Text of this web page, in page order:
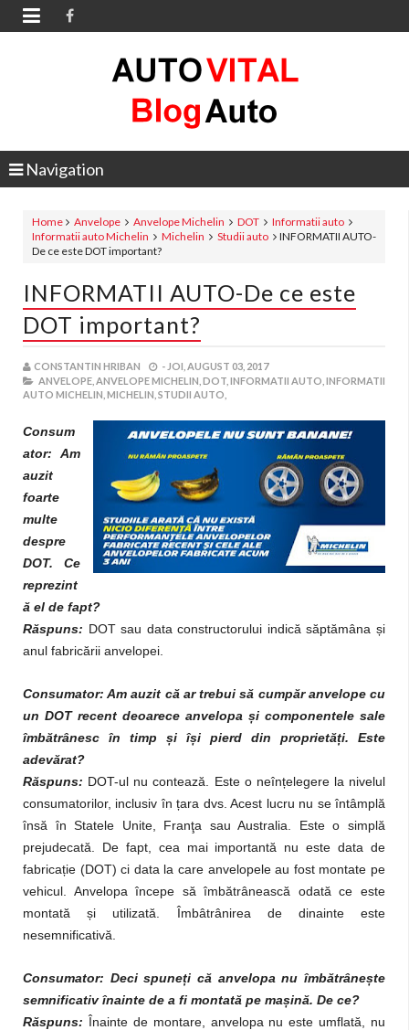

Navigation
Home Anvelope Anvelope Michelin DOT
Informatii auto
Informatii auto Michelin
Michelin Studii auto
INFORMATII AUTO-
De ce este DOT important?
INFORMATII AUTO-De ce este
DOT important?
CONSTANTIN HRIBAN - JOI, AUGUST 03, 2017
ANVELOPE, ANVELOPE MICHELIN, DOT, INFORMATII AUTO, INFORMATII
AUTO MICHELIN, MICHELIN, STUDII AUTO,
Consum
ator: Am
auzit
foarte
multe
despre
DOT. Ce
reprezint
ă el de fapt?
Răspuns: DOT sau data constructorului indică săptămâna și
anul fabricării anvelopei.
Consumator: Am auzit că ar trebui să cumpăr anvelope cu
un DOT recent deoarece anvelopa și componentele sale
îmbătrânesc în timp și își pierd din proprietăți. Este
adevărat?
Răspuns: DOT-ul nu contează. Este o neînțelegere la nivelul
consumatorilor, inclusiv în țara dvs. Acest lucru nu se întâmplă
însă în Statele Unite, Franţa sau Australia. Este o simplă
prejudecată. De fapt, cea mai importantă nu este data de
fabricație (DOT) ci data la care anvelopele au fost montate pe
vehicul. Anvelopa începe să îmbătrânească odată ce este
montată și utilizată. Îmbâtrânirea de dinainte este
nesemnificativă.
Consumator: Deci spuneți că anvelopa nu îmbătrânește
semnificativ înainte de a fi montată pe mașină. De ce?
Răspuns: Înainte de montare, anvelopa nu este umflată, nu